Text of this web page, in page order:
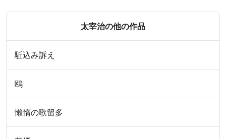
太宰治の他の作品
駈込み訴え
鴎
懶惰の歌留多